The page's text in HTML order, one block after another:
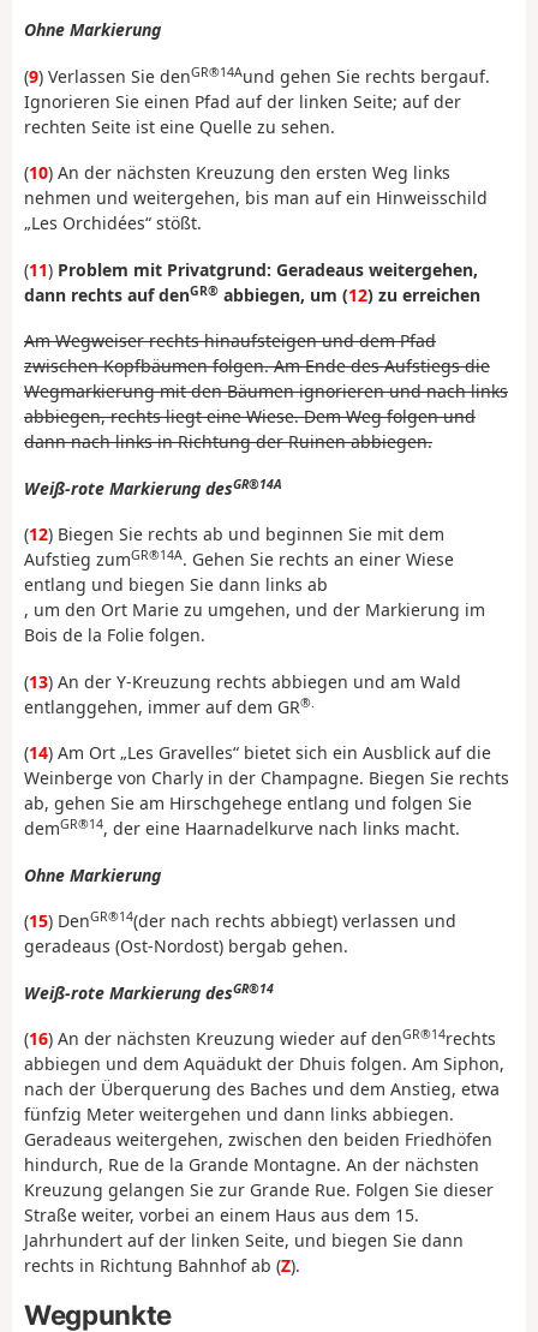
Ohne Markierung
(9) Verlassen Sie denGR®14Aund gehen Sie rechts bergauf.
Ignorieren Sie einen Pfad auf der linken Seite; auf der
rechten Seite ist eine Quelle zu sehen.
(10) An der nächsten Kreuzung den ersten Weg links
nehmen und weitergehen, bis man auf ein Hinweisschild
„Les Orchidées“ stößt.
(11) Problem mit Privatgrund: Geradeaus weitergehen,
dann rechts auf denGR® abbiegen, um (12) zu erreichen
Am Wegweiser rechts hinaufsteigen und dem Pfad
zwischen Kopfbäumen folgen. Am Ende des Aufstiegs die
Wegmarkierung mit den Bäumen ignorieren und nach links
abbiegen, rechts liegt eine Wiese. Dem Weg folgen und
dann nach links in Richtung der Ruinen abbiegen.
Weiß-rote Markierung desGR®14A
(12) Biegen Sie rechts ab und beginnen Sie mit dem
Aufstieg zumGR®14A. Gehen Sie rechts an einer Wiese
entlang und biegen Sie dann links ab
, um den Ort Marie zu umgehen, und der Markierung im
Bois de la Folie folgen.
(13) An der Y-Kreuzung rechts abbiegen und am Wald
entlanggehen, immer auf dem GR®.
(14) Am Ort „Les Gravelles“ bietet sich ein Ausblick auf die
Weinberge von Charly in der Champagne. Biegen Sie rechts
ab, gehen Sie am Hirschgehege entlang und folgen Sie
demGR®14, der eine Haarnadelkurve nach links macht.
Ohne Markierung
(15) DenGR®14(der nach rechts abbiegt) verlassen und
geradeaus (Ost-Nordost) bergab gehen.
Weiß-rote Markierung desGR®14
(16) An der nächsten Kreuzung wieder auf denGR®14rechts
abbiegen und dem Aquädukt der Dhuis folgen. Am Siphon,
nach der Überquerung des Baches und dem Anstieg, etwa
fünfzig Meter weitergehen und dann links abbiegen.
Geradeaus weitergehen, zwischen den beiden Friedhöfen
hindurch, Rue de la Grande Montagne. An der nächsten
Kreuzung gelangen Sie zur Grande Rue. Folgen Sie dieser
Straße weiter, vorbei an einem Haus aus dem 15.
Jahrhundert auf der linken Seite, und biegen Sie dann
rechts in Richtung Bahnhof ab (Z).
Wegpunkte